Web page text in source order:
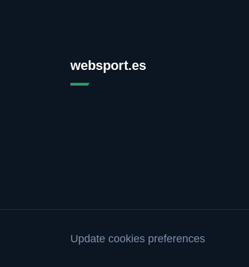
websport.es
Update cookies preferences